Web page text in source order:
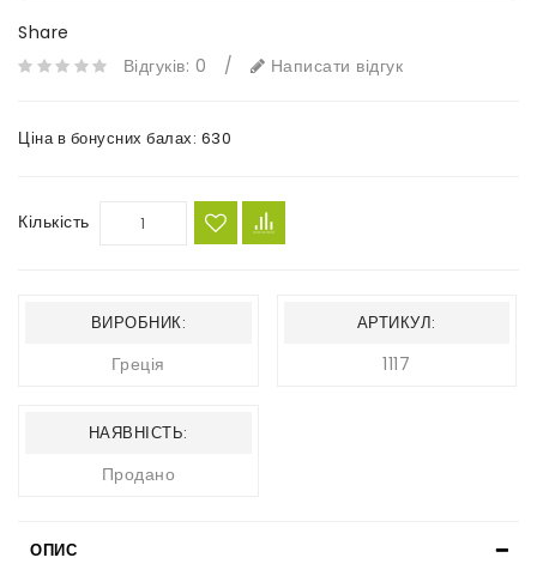
Share
Відгуків: 0
/ Написати відгук
Ціна в бонусних балах: 630
Кількість
ВИРОБНИК:
Греція
АРТИКУЛ:
1117
НАЯВНІСТЬ:
Продано
ОПИС